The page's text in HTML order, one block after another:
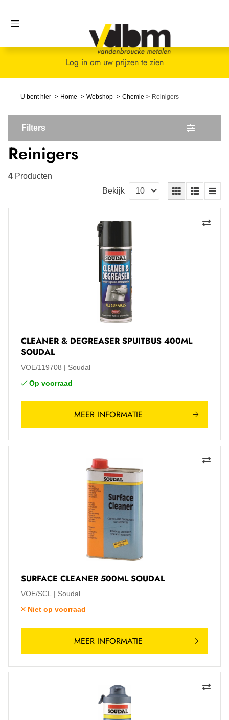
Log inom uw prijzen te zien
U bent hier Home Webshop Chemie Reinigers
Filters
Reinigers
4 Producten
Bekijk
CLEANER & DEGREASER SPUITBUS 400ML
SOUDAL
VOE/119708
Soudal
Op voorraad
MEER INFORMATIE
SURFACE CLEANER 500ML SOUDAL
VOE/SCL
Soudal
Niet op voorraad
MEER INFORMATIE